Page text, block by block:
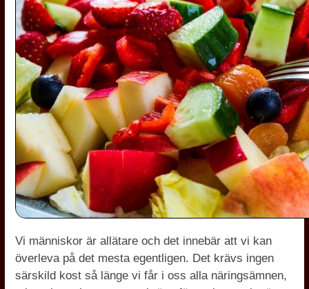
Vi människor är allätare och det innebär att vi kan
överleva på det mesta egentligen. Det krävs ingen
särskild kost så länge vi får i oss alla näringsämnen,